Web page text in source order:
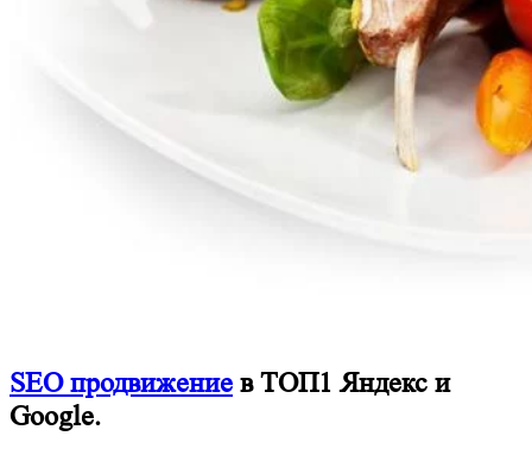
SEO продвижение в ТОП1 Яндекс и
Google.